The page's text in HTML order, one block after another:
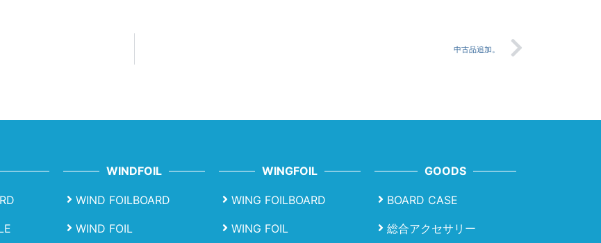
中古品追加。
WINDFOIL
WIND FOILBOARD
WIND FOIL
WINGFOIL
WING FOILBOARD
WING FOIL
GOODS
BOARD CASE
総合アクセサリー